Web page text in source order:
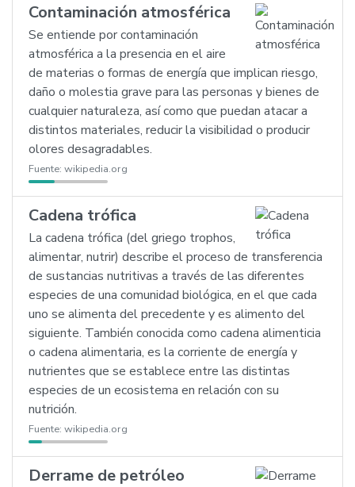
Contaminación atmosférica
Se entiende por contaminación
atmosférica a la presencia en el aire
de materias o formas de energía que implican riesgo,
daño o molestia grave para las personas y bienes de
cualquier naturaleza, así como que puedan atacar a
distintos materiales, reducir la visibilidad o producir
olores desagradables.
Fuente: wikipedia.org
Cadena trófica
La cadena trófica (del griego trophos,
alimentar, nutrir) describe el proceso de transferencia
de sustancias nutritivas a través de las diferentes
especies de una comunidad biológica, en el que cada
uno se alimenta del precedente y es alimento del
siguiente. También conocida como cadena alimenticia
o cadena alimentaria, es la corriente de energía y
nutrientes que se establece entre las distintas
especies de un ecosistema en relación con su
nutrición.
Fuente: wikipedia.org
Derrame de petróleo